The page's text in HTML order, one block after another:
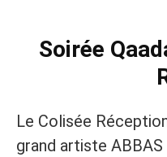
Soirée
Le Colisée
grand artiste ABBAS